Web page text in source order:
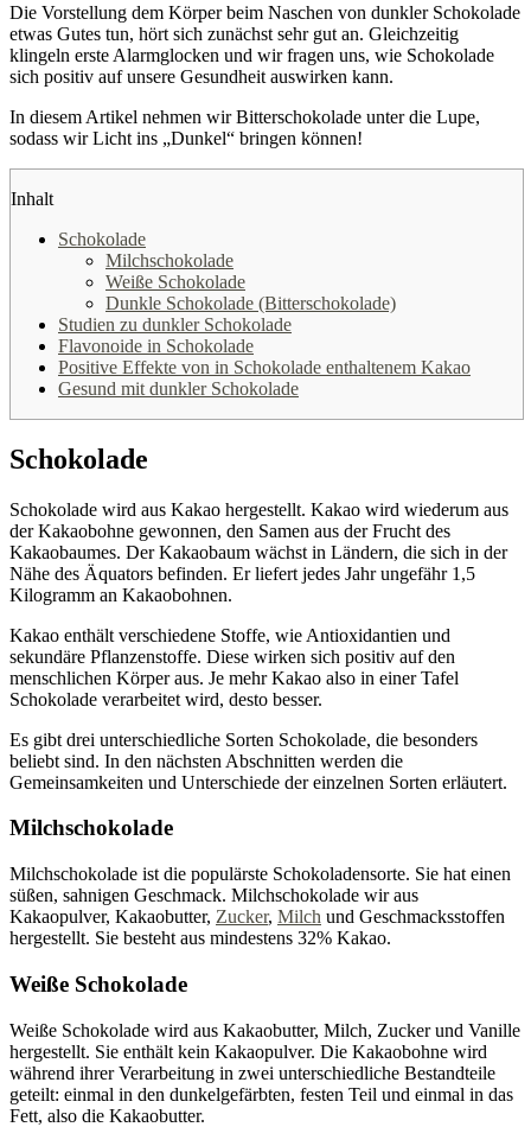
Die Vorstellung dem Körper beim Naschen von dunkler Schokolade
etwas Gutes tun, hört sich zunächst sehr gut an. Gleichzeitig
klingeln erste Alarmglocken und wir fragen uns, wie Schokolade
sich positiv auf unsere Gesundheit auswirken kann.
In diesem Artikel nehmen wir Bitterschokolade unter die Lupe,
sodass wir Licht ins „Dunkel“ bringen können!
Inhalt
Schokolade
Milchschokolade
Weiße Schokolade
Dunkle Schokolade (Bitterschokolade)
Studien zu dunkler Schokolade
Flavonoide in Schokolade
Positive Effekte von in Schokolade enthaltenem Kakao
Gesund mit dunkler Schokolade
Schokolade
Schokolade wird aus Kakao hergestellt. Kakao wird wiederum aus
der Kakaobohne gewonnen, den Samen aus der Frucht des
Kakaobaumes. Der Kakaobaum wächst in Ländern, die sich in der
Nähe des Äquators befinden. Er liefert jedes Jahr ungefähr 1,5
Kilogramm an Kakaobohnen.
Kakao enthält verschiedene Stoffe, wie Antioxidantien und
sekundäre Pflanzenstoffe. Diese wirken sich positiv auf den
menschlichen Körper aus. Je mehr Kakao also in einer Tafel
Schokolade verarbeitet wird, desto besser.
Es gibt drei unterschiedliche Sorten Schokolade, die besonders
beliebt sind. In den nächsten Abschnitten werden die
Gemeinsamkeiten und Unterschiede der einzelnen Sorten erläutert.
Milchschokolade
Milchschokolade ist die populärste Schokoladensorte. Sie hat einen
süßen, sahnigen Geschmack. Milchschokolade wir aus
Kakaopulver, Kakaobutter, Zucker, Milch und Geschmacksstoffen
hergestellt. Sie besteht aus mindestens 32% Kakao.
Weiße Schokolade
Weiße Schokolade wird aus Kakaobutter, Milch, Zucker und Vanille
hergestellt. Sie enthält kein Kakaopulver. Die Kakaobohne wird
während ihrer Verarbeitung in zwei unterschiedliche Bestandteile
geteilt: einmal in den dunkelgefärbten, festen Teil und einmal in das
Fett, also die Kakaobutter.